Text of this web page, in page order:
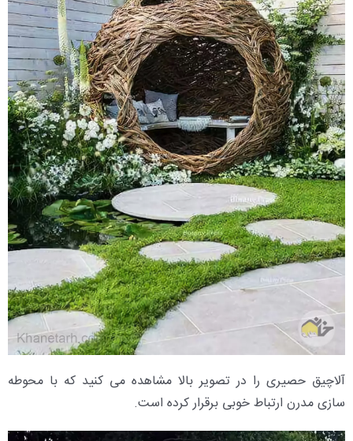
آلاچیق حصیری را در تصویر بالا مشاهده می کنید که با محوطه
سازی مدرن ارتباط خوبی برقرار کرده است.